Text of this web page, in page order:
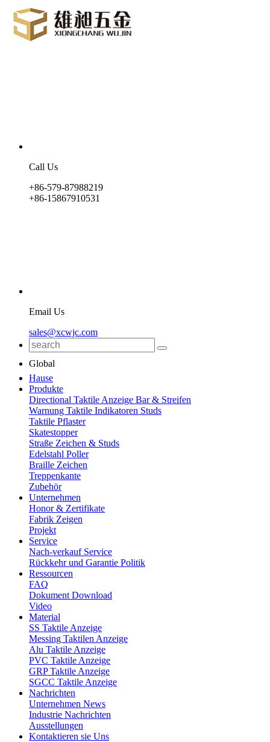
Call Us
+86-579-87988219
+86-15867910531
Email Us
sales@xcwjc.com
Global
Hause
Produkte
Directional Taktile Anzeige Bar & Streifen
Warnung Taktile Indikatoren Studs
Taktile Pflaster
Skatestopper
Straße Zeichen & Studs
Edelstahl Poller
Braille Zeichen
Treppenkante
Zubehör
Unternehmen
Honor & Zertifikate
Fabrik Zeigen
Projekt
Service
Nach-verkauf Service
Rückkehr und Garantie Politik
Ressourcen
FAQ
Dokument Download
Video
Material
SS Taktile Anzeige
Messing Taktilen Anzeige
Alu Taktile Anzeige
PVC Taktile Anzeige
GRP Taktile Anzeige
SGCC Taktile Anzeige
Nachrichten
Unternehmen News
Industrie Nachrichten
Ausstellungen
Kontaktieren sie Uns